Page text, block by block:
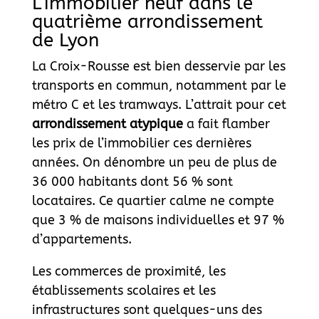
quatrième arrondissement
de Lyon
La Croix-Rousse est bien desservie par les
transports en commun, notamment par le
métro C et les tramways. L’attrait pour cet
arrondissement atypique a fait flamber
les prix de l’immobilier ces dernières
années. On dénombre un peu de plus de
36 000 habitants dont 56 % sont
locataires. Ce quartier calme ne compte
que 3 % de maisons individuelles et 97 %
d’appartements.
Les commerces de proximité, les
établissements scolaires et les
infrastructures sont quelques-uns des